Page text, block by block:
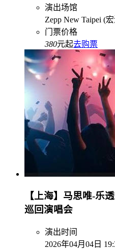
演出场馆
Zepp New Taipei (
门票价格
380元起去购票
【上海】马思唯-乐
巡回演唱会
演出时间
2026年04月04日